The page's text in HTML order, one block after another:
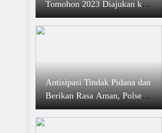
Tomohon 2023 Diajukan ke
DPRD
Antisipasi Tindak Pidana dan
Berikan Rasa Aman, Polsek
Ranowulu Rutin Gelar